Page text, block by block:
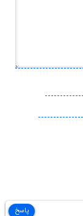
پاسخ